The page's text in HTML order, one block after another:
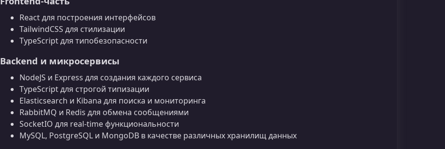
React для построения интерфейсов
TailwindCSS для стилизации
TypeScript для типобезопасности
Backend и микросервисы
NodeJS и Express для создания каждого сервиса
TypeScript для строгой типизации
Elasticsearch и Kibana для поиска и мониторинга
RabbitMQ и Redis для обмена сообщениями
SocketIO для real‑time функциональности
MySQL, PostgreSQL и MongoDB в качестве различных хранилищ данных